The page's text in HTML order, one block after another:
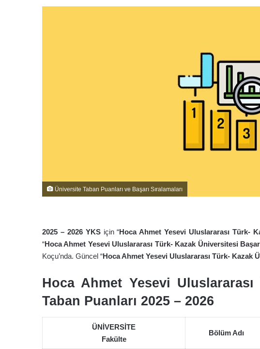
Üniversite Taban Puanları ve Başarı Sıralamaları
2025 – 2026 YKSiçin “Hoca Ahmet Yesevi Uluslararası Türk-
“Hoca Ahmet Yesevi Uluslararası Türk- Kazak Üniversitesi
Koçu’nda. Güncel “Hoca Ahmet Yesevi Uluslararası Türk- Kazak
Hoca Ahmet Yesevi
Taban Puanları 2025 – 2026
ÜNİVERSİTE
Fakülte
Bölüm Adı